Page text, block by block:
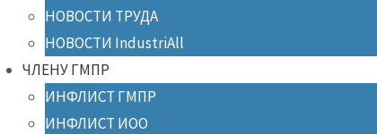
НОВОСТИ ТРУДА
НОВОСТИ IndustriAll
ЧЛЕНУ ГМПР
ИНФЛИСТ ГМПР
ИНФЛИСТ ИОО